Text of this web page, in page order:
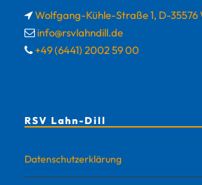
Wolfgang-Kühle-Straße 1, D-35576
info@rsvlahndill.de
+49 (6441) 2002 59 00
RSV Lahn-Dill
Datenschutzerklärung